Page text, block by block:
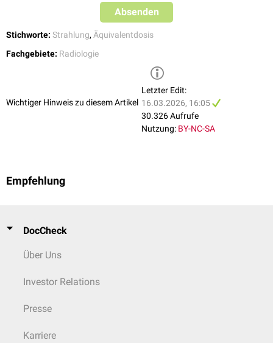
Absenden
Stichworte: Strahlung, Äquivalentdosis
Fachgebiete: Radiologie
Wichtiger Hinweis zu diesem Artikel
Letzter Edit:
16.03.2026, 16:05
30.326 Aufrufe
Nutzung: BY-NC-SA
Empfehlung
DocCheck
Über Uns
Investor Relations
Presse
Karriere